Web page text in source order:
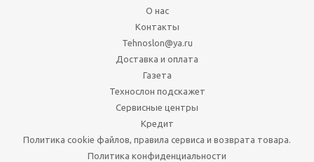
О нас
Контакты
Tehnoslon@ya.ru
Доставка и оплата
Газета
Технослон подскажет
Сервисные центры
Кредит
Политика cookie файлов, правила сервиса и возврата товара.
Политика конфиденциальности